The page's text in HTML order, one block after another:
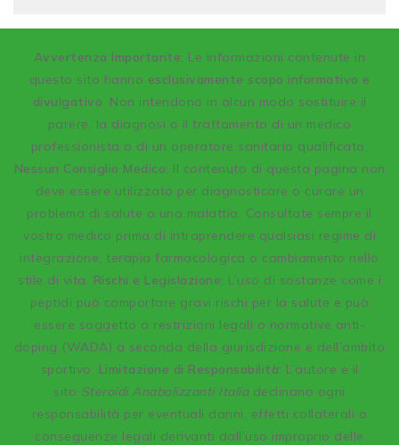
Avvertenza Importante: Le informazioni contenute in
questo sito hanno esclusivamente scopo informativo e
divulgativo. Non intendono in alcun modo sostituire il
parere, la diagnosi o il trattamento di un medico
professionista o di un operatore sanitario qualificato.
Nessun Consiglio Medico: Il contenuto di questa pagina non
deve essere utilizzato per diagnosticare o curare un
problema di salute o una malattia. Consultate sempre il
vostro medico prima di intraprendere qualsiasi regime di
integrazione, terapia farmacologica o cambiamento nello
stile di vita. Rischi e Legislazione: L’uso di sostanze come i
peptidi può comportare gravi rischi per la salute e può
essere soggetto a restrizioni legali o normative anti-
doping (WADA) a seconda della giurisdizione e dell’ambito
sportivo. Limitazione di Responsabilità: L’autore e il
sito Steroidi Anabolizzanti Italiadeclinano ogni
responsabilità per eventuali danni, effetti collaterali o
conseguenze legali derivanti dall’uso improprio delle